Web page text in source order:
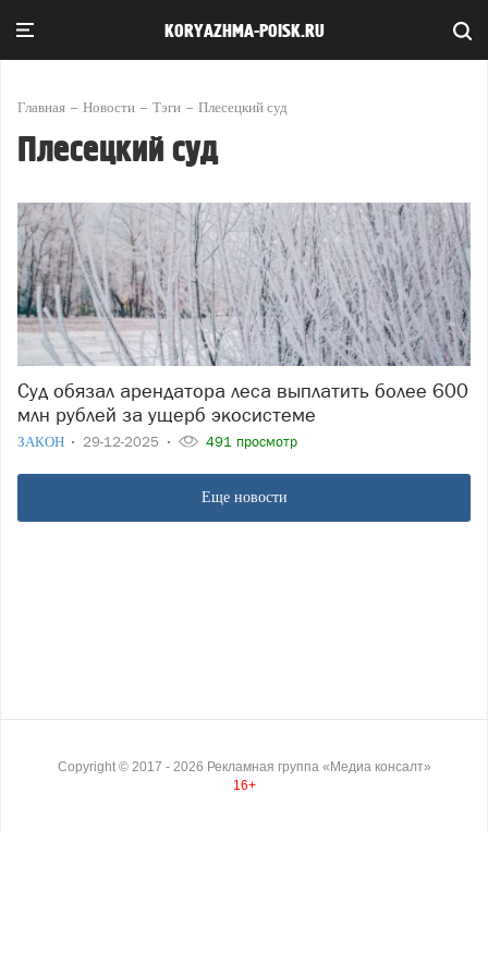
KORYAZHMA-POISK.RU
Главная Новости Тэги Плесецкий суд
Плесецкий суд
Суд обязал арендатора леса выплатить более 600
млн рублей за ущерб экосистеме
ЗАКОН 29-12-2025 491 просмотр
Еще новости
Copyright © 2017 - 2026 Рекламная группа «Медиа консалт»
16+